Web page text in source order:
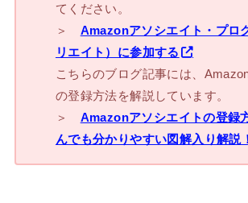
てください。
＞ Amazonアソシエイト・プロ
リエイト）に参加する
こちらのブログ記事には、
の登録方法を解説しています。
＞ Amazonアソシエイトの登録
んでも分かりやすい図解入り解説！